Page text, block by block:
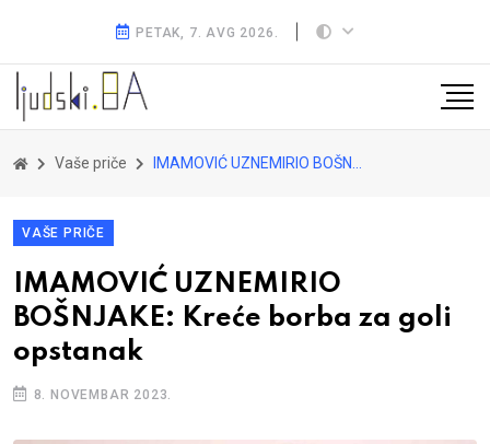
PETAK, 7. AVG 2026.
Vaše priče IMAMOVIĆ UZNEMIRIO BOŠNJAKE: Kreće borba za goli opstanak
VAŠE PRIČE
IMAMOVIĆ UZNEMIRIO
BOŠNJAKE: Kreće borba za goli
opstanak
8. NOVEMBAR 2023.